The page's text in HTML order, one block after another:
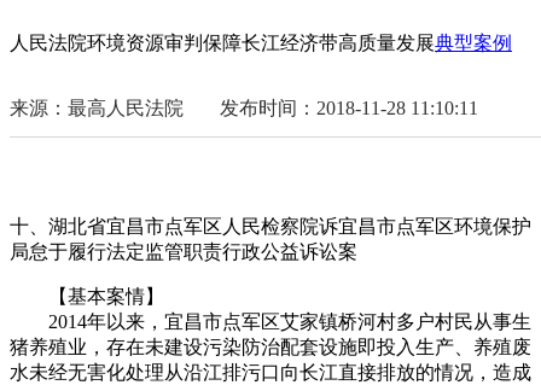
人民法院环境资源审判保障长江经济带高质量发展典型案例
来源：最高人民法院 发布时间：2018-11-28 11:10:11
十、湖北省宜昌市点军区人民检察院诉宜昌市点军区环境保护
局怠于履行法定监管职责行政公益诉讼案
【基本案情】
2014年以来，宜昌市点军区艾家镇桥河村多户村民从事生
猪养殖业，存在未建设污染防治配套设施即投入生产、养殖废
水未经无害化处理从沿江排污口向长江直接排放的情况，造成